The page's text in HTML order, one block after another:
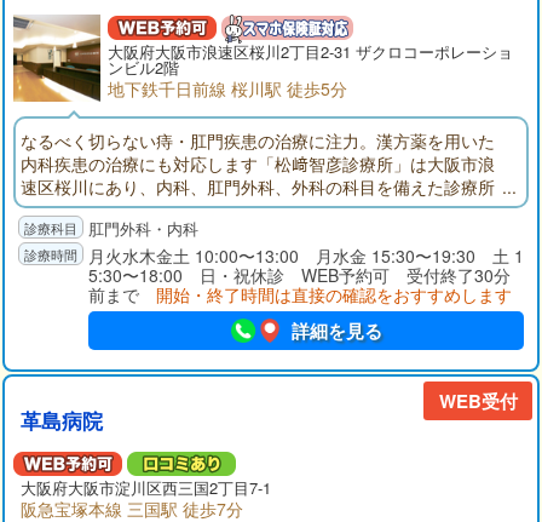
大阪府大阪市浪速区桜川2丁目2-31 ザクロコーポレーショ
ンビル2階
地下鉄千日前線 桜川駅 徒歩5分
なるべく切らない痔・肛門疾患の治療に注力。漢方薬を用いた
内科疾患の治療にも対応します「松﨑智彦診療所」は大阪市浪
速区桜川にあり、内科、肛門外科、外科の科目を備えた診療所
です。痔(じ)をはじめとする肛門疾患を中心に、かぜや生活習慣
病などの内科的疾患の診療も行っています。また、漢方治療に
も対応しています。当診療所の院長は、日本外科学会認定 外科
専門医です。肛門疾患の手術に対応しておりますが、当診療所
ではできる限り切らない治療に力を入れています。患者さまの
症状やご希望に応じて、薬物療法やジオン療法などさまざまな
治療方法をご提案いたします。なお、手術後は経過観察が必要
なため、通院が必要となります。個室の待合室をご用意するな
ど、プライバシーにも配慮し、女性の方にも受診していただき
やすい環境づくりに努めております。お悩みの症状がありまし
たら気兼ねなくご相談ください。当診療所は、Osaka Metro千日
前線「桜川駅」7番出口より徒歩約1分です。お車でお越しの際
は、近隣のコインパーキングをご利用ください。
肛門外科・内科
月火水木金土 10:00〜13:00 月水金 15:30〜19:30 土 1
5:30〜18:00 日・祝休診 WEB予約可 受付終了30分
前まで 開始・終了時間は直接の確認をおすすめします
詳細を見る
WEB受付
革島病院
大阪府大阪市淀川区西三国2丁目7-1
阪急宝塚本線 三国駅 徒歩7分